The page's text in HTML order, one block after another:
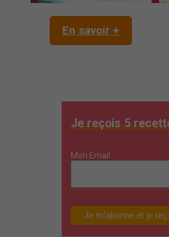
En savoir +
Je reçois 5
Mon Email :